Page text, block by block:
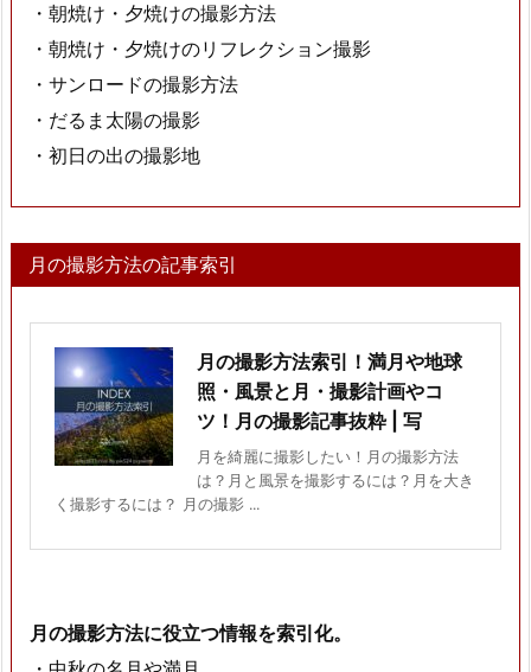
・朝焼け・夕焼けの撮影方法
・朝焼け・夕焼けのリフレクション撮影
・サンロードの撮影方法
・だるま太陽の撮影
・初日の出の撮影地
月の撮影方法の記事索引
月の撮影方法索引！満月や地球
照・風景と月・撮影計画やコ
ツ！月の撮影記事抜粋 | 写
月を綺麗に撮影したい！月の撮影方法
は？月と風景を撮影するには？月を大き
く撮影するには？ 月の撮影 ...
月の撮影方法に役立つ情報を索引化。